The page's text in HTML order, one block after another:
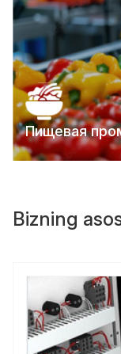
Пищевая
Bizning